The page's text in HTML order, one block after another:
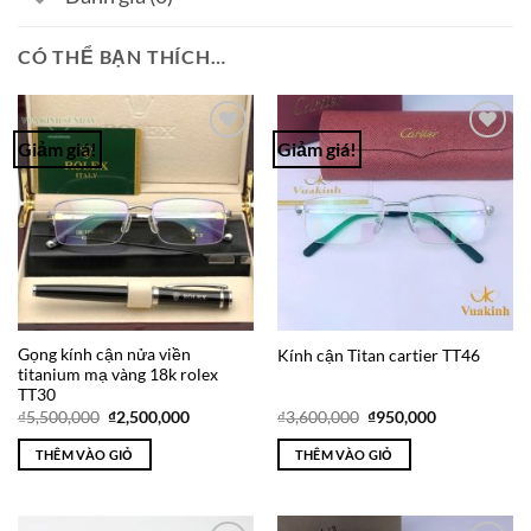
CÓ THỂ BẠN THÍCH…
Giảm giá!
Gọng kính cận nửa viền
titanium mạ vàng 18k rolex
TT30
₫5,500,000 Giá
gốc
là:
₫5,500,000.
₫2,500,000Giá
THÊM VÀO GIỎ
Giảm giá!
Add to
Kính cận Titan cartier TT46
₫3,600,000 Giá
là:
₫3,600,000.
₫950,000Giá
THÊM VÀO GIỎ